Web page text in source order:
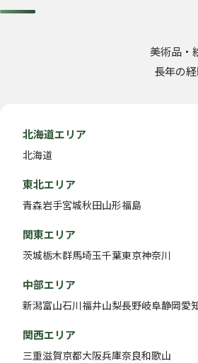
美術品・
長年の
北海道エリア
北海道
東北エリア
青森岩手宮城秋田山形福島
関東エリア
茨城栃木群馬埼玉千葉東京神奈川
中部エリア
新潟富山石川福井山梨長野岐阜静岡愛
関西エリア
三重滋賀京都大阪兵庫奈良和歌山